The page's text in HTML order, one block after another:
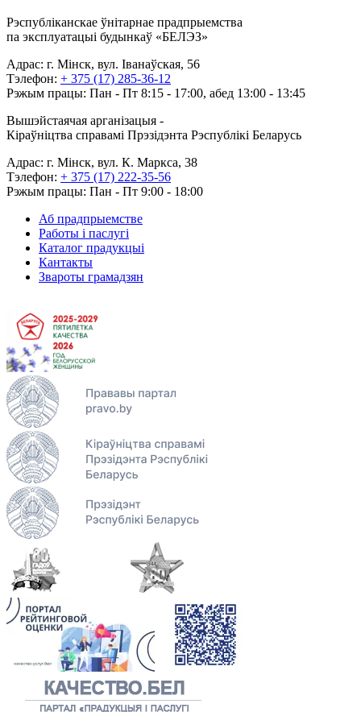
Рэспубліканскае ўнітарнае прадпрыемства
па эксплуатацыі будынкаў «БЕЛЭЗ»
Адрас: г. Мінск, вул. Іванаўская, 56
Тэлефон: + 375 (17) 285-36-12
Рэжым працы: Пан - Пт 8:15 - 17:00, абед 13:00 - 13:45
Вышэйстаячая арганізацыя -
Кіраўніцтва справамі Прэзідэнта Рэспублікі Беларусь
Адрас: г. Мінск, вул. К. Маркса, 38
Тэлефон: + 375 (17) 222-35-56
Рэжым працы: Пан - Пт 9:00 - 18:00
Аб прадпрыемстве
Работы і паслугі
Каталог прадукцыі
Кантакты
Звароты грамадзян